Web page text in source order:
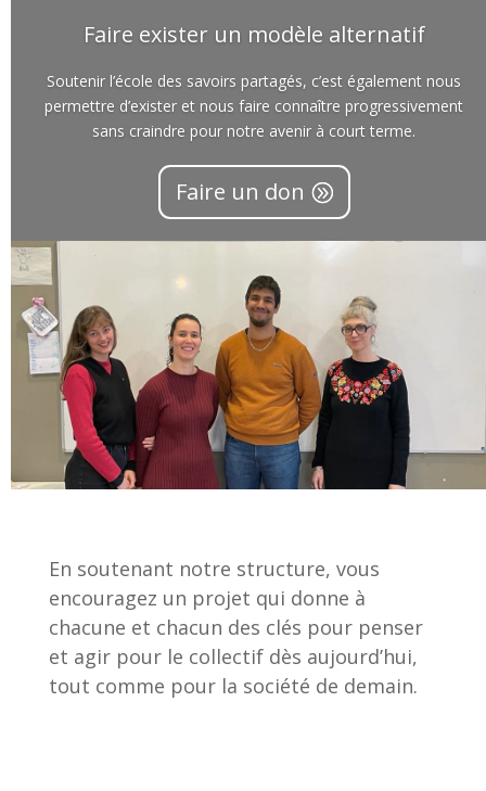
Faire exister un modèle alternatif
Soutenir l’école des savoirs partagés, c’est également nous
permettre d’exister et nous faire connaître progressivement
sans craindre pour notre avenir à court terme.
Faire un don
En soutenant notre structure, vous
encouragez un projet qui donne à
chacune et chacun des clés pour penser
et agir pour le collectif dès aujourd’hui,
tout comme pour la société de demain.